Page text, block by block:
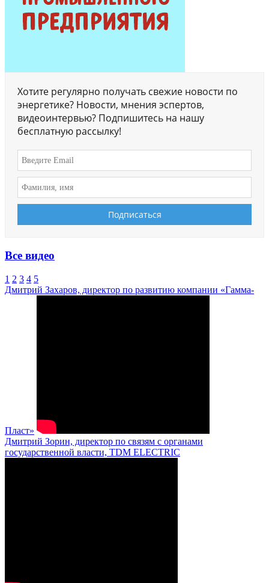
Хотите регулярно получать свежие новости по
энергетике? Новости, мнения эспертов,
видеоинтервью? Подпишитесь на нашу
бесплатную рассылку!
Все видео
1 2 3 4 5
Дмитрий Захаров, директор по развитию компании «Гамма-
Пласт»
Дмитрий Зорин, директор по связям с органами
государственной власти, TDM ELECTRIC